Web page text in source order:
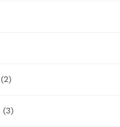
(2)
(3)